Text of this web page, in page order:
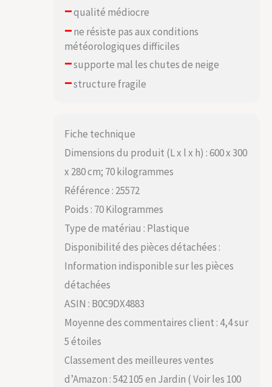
–qualité médiocre
–ne résiste pas aux conditions
météorologiques difficiles
–supporte mal les chutes de neige
–structure fragile
Fiche technique
Dimensions du produit (L x l x h) : 600 x 300
x 280 cm; 70 kilogrammes
Référence : 25572
Poids : 70 Kilogrammes
Type de matériau : Plastique
Disponibilité des pièces détachées :
Information indisponible sur les pièces
détachées
ASIN : B0C9DX4883
Moyenne des commentaires client : 4,4 sur
5 étoiles
Classement des meilleures ventes
d’Amazon : 542 105 en Jardin ( Voir les 100